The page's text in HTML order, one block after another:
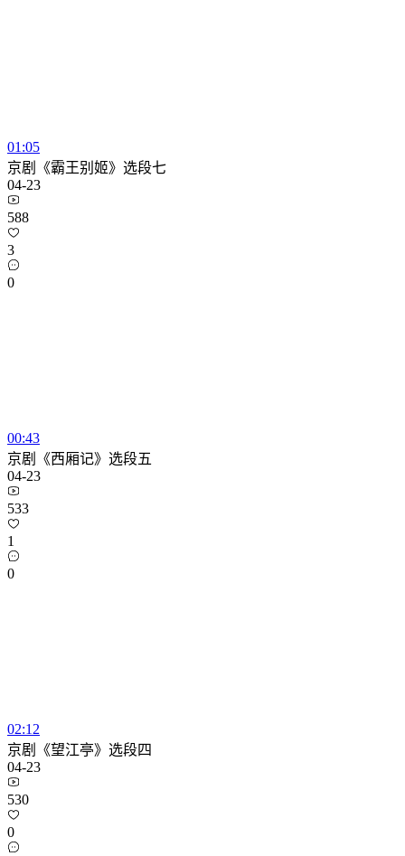
01:05
京剧《霸王别姬》选段七
04-23
588
3
0
00:43
京剧《西厢记》选段五
04-23
533
1
0
02:12
京剧《望江亭》选段四
04-23
530
0